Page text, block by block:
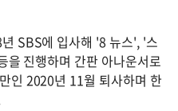
SBS에 입사해 '8 뉴스', '스
을 진행하며 간판 아나운서로
인 2020년 11월 퇴사하며 한